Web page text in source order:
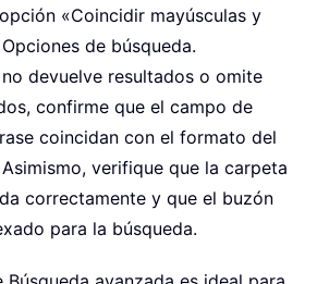
«Coincidir mayúsculas y
de búsqueda.
devuelve resultados o omite
confirme que el campo de
coincidan con el formato del
verifique que la carpeta
correctamente y que el buzón
para la búsqueda.